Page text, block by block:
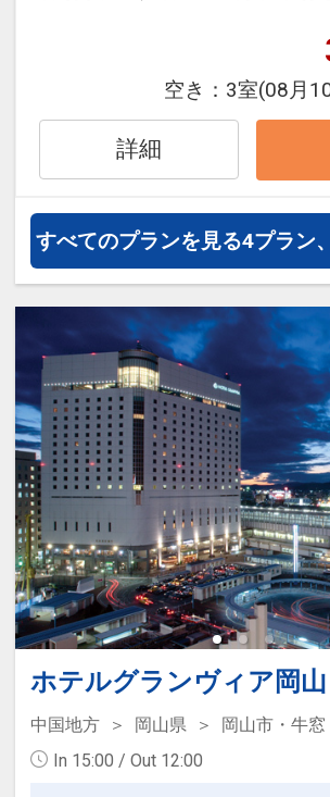
ご予約、お待ち申し上げて
■■朝食案内■■
岡山名物を満喫する記憶に残
り等、郷土料理をビュッフェ
しみいただけます。
でも岡山を感じていただけま
【場所】５階ゲストラウンジ
６：３０～９：３０
設定期間：2025年2月20日
30日
インターネットコース番号：
200000038136
空き： 3室(08月
詳細
すべてのプランを見る4プラン
ホテルグランヴィア岡山
中国地方 岡山県 岡山市・牛窓
In 15:00 / Out 12:00